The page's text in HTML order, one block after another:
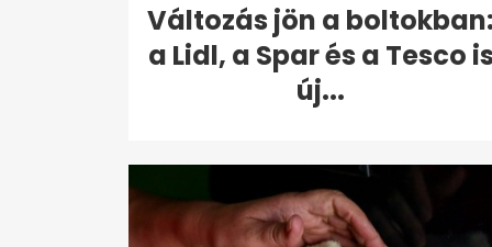
Változás jön a boltokban:
a Lidl, a Spar és a Tesco is
új...